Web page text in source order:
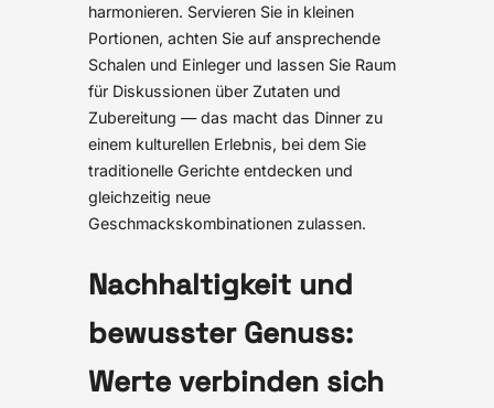
harmonieren. Servieren Sie in kleinen
Portionen, achten Sie auf ansprechende
Schalen und Einleger und lassen Sie Raum
für Diskussionen über Zutaten und
Zubereitung — das macht das Dinner zu
einem kulturellen Erlebnis, bei dem Sie
traditionelle Gerichte entdecken und
gleichzeitig neue
Geschmackskombinationen zulassen.
Nachhaltigkeit und
bewusster Genuss:
Werte verbinden sich